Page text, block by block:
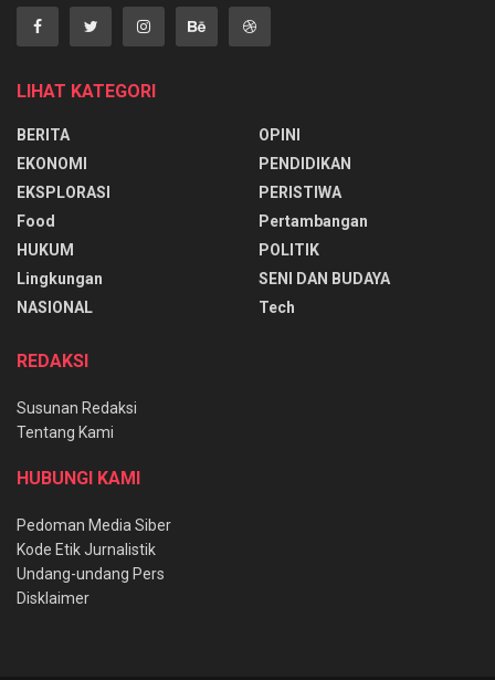
LIHAT KATEGORI
BERITA
EKONOMI
EKSPLORASI
Food
HUKUM
Lingkungan
NASIONAL
OPINI
PENDIDIKAN
PERISTIWA
Pertambangan
POLITIK
SENI DAN BUDAYA
Tech
REDAKSI
Susunan Redaksi
Tentang Kami
HUBUNGI KAMI
Pedoman Media Siber
Kode Etik Jurnalistik
Undang-undang Pers
Disklaimer